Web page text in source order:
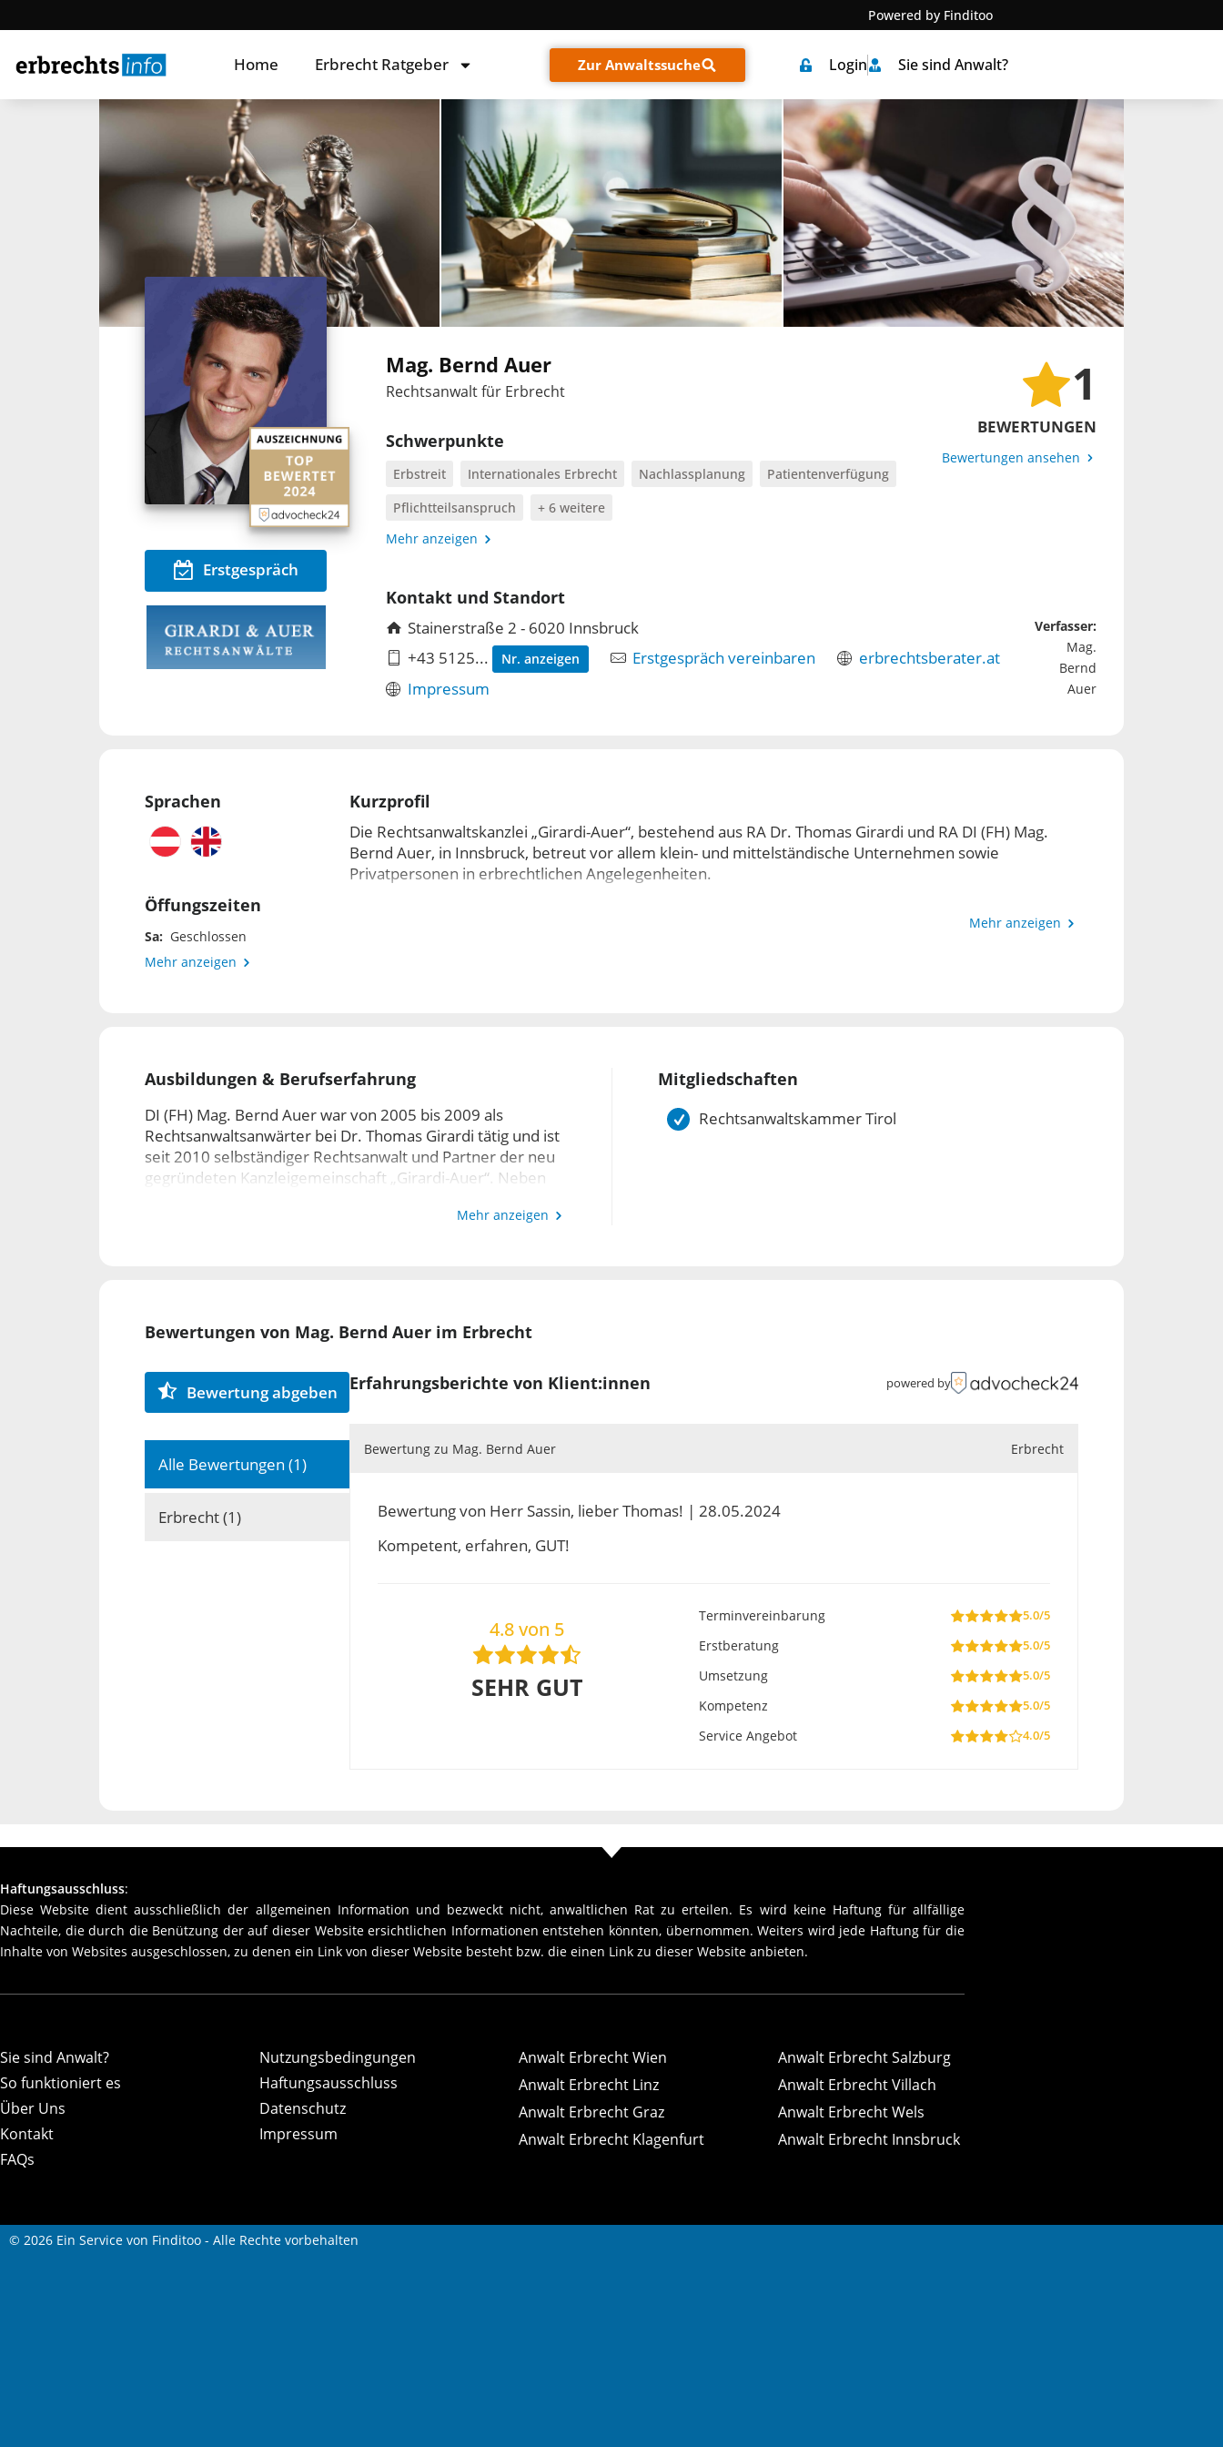
Powered by Finditoo
Home Erbrecht Ratgeber Zur Anwaltssuche Login Sie sind Anwalt?
Erstgespräch
Mag. Bernd Auer
Rechtsanwalt für Erbrecht
Schwerpunkte
Erbstreit Internationales Erbrecht Nachlassplanung
Patientenverfügung
Pflichtteilsanspruch
+ 6 weitere
Mehr anzeigen
1
BEWERTUNGEN
Bewertungen ansehen
Kontakt und Standort
Stainerstraße 2 - 6020 Innsbruck
+43 5125...
Nr. anzeigen Erstgespräch vereinbaren
erbrechtsberater.at
Impressum
Verfasser:
Mag.
Bernd
Auer
Sprachen
Öffungszeiten
Sa: Geschlossen
Mehr anzeigen
Kurzprofil
Die Rechtsanwaltskanzlei „Girardi-Auer“, bestehend aus RA Dr. Thomas Girardi und RA DI (FH) Mag.
Bernd Auer, in Innsbruck, betreut vor allem klein- und mittelständische Unternehmen sowie
Privatpersonen in erbrechtlichen Angelegenheiten.
Besonderen Wert legt die Kanzlei auf eine allumfassende Rechtsberatung und den persönlichen
Egal ob Sie Unterstützung in Ihrer Nachlassplanung oder eine rechtliche Beratung und Vertretung im
Erbfall benötigen, sind Sie bei uns an der richtigen Adresse. Rufen Sie uns direkt an und vereinbaren
Sie eine Erstberatung vor Ort.
Mehr anzeigen
Ausbildungen & Berufserfahrung
DI (FH) Mag. Bernd Auer war von 2005 bis 2009 als
Rechtsanwaltsanwärter bei Dr. Thomas Girardi tätig und ist
seit 2010 selbständiger Rechtsanwalt und Partner der neu
gegründeten Kanzleigemeinschaft „Girardi-Auer“. Neben
auch ein technisches Studium (Verfahrens- undMehr anzeigen
Mitgliedschaften
Rechtsanwaltskammer Tirol
Bewertungen von Mag. Bernd Auer im Erbrecht
Bewertung abgeben
Alle Bewertungen (1)
Erbrecht (1)
Erfahrungsberichte von Klient:innen powered by
Bewertung zu Mag. Bernd Auer Erbrecht
Bewertung von Herr Sassin, lieber Thomas! | 28.05.2024
Kompetent, erfahren, GUT!
4.8 von 5
SEHR GUT
Terminvereinbarung 5.0/5
Erstberatung 5.0/5
Umsetzung 5.0/5
Kompetenz 5.0/5
Service Angebot 4.0/5
Haftungsausschluss:
Diese Website dient ausschließlich der allgemeinen Information und bezweckt nicht, anwaltlichen Rat zu erteilen. Es wird keine Haftung für allfällige
Nachteile, die durch die Benützung der auf dieser Website ersichtlichen Informationen entstehen könnten, übernommen. Weiters wird jede Haftung für die
Inhalte von Websites ausgeschlossen, zu denen ein Link von dieser Website besteht bzw. die einen Link zu dieser Website anbieten.
Sie sind Anwalt?
So funktioniert es
Über Uns
Kontakt
FAQs
Nutzungsbedingungen
Haftungsausschluss
Datenschutz
Impressum
Anwalt Erbrecht Wien
Anwalt Erbrecht Linz
Anwalt Erbrecht Graz
Anwalt Erbrecht Klagenfurt
Anwalt Erbrecht Salzburg
Anwalt Erbrecht Villach
Anwalt Erbrecht Wels
Anwalt Erbrecht Innsbruck
© 2026 Ein Service von Finditoo - Alle Rechte vorbehalten